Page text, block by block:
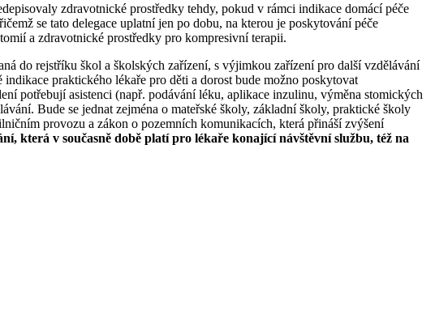
zdravotnické prostředky tehdy, pokud v rámci indikace domácí péče
se tato delegace uplatní jen po dobu, na kterou je poskytování péče
a zdravotnické prostředky pro kompresivní terapii.
do rejstříku škol a školských zařízení, s výjimkou zařízení pro další vzdělávání
praktického lékaře pro děti a dorost bude možno poskytovat
potřebují asistenci (např. podávání léku, aplikace inzulinu, výměna stomických
Bude se jednat zejména o mateřské školy, základní školy, praktické školy
provozu a zákon o pozemních komunikacích, která přináší zvýšení
která v současně době platí pro lékaře konající návštěvní službu, též na